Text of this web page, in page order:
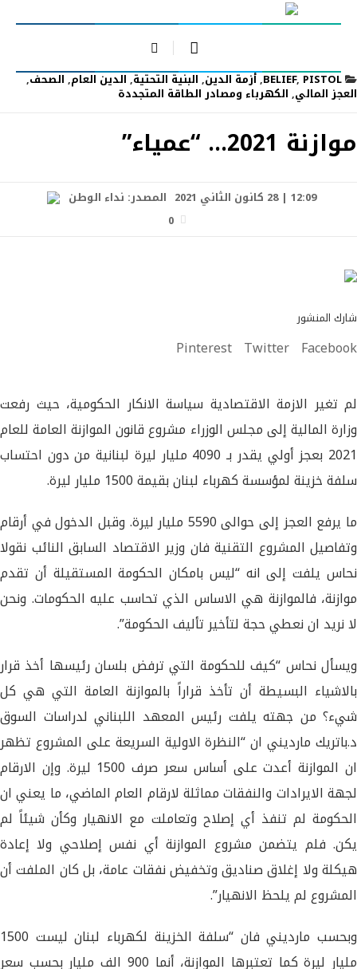
BELIEF,PISTOL
,أزمة الدين,البنية التحتية,الدين العام,الصحف,
العجز المالي, الكهرباء ومصادر الطاقة المتجددة
موازنة 2021… “عمياء”
12:09 | 28 كانون الثاني 2021 المصدر: نداء الوطن
0
شارك المنشور
Facebook
Twitter
Pinterest
لم تغير الازمة الاقتصادية سياسة الانكار الحكومية، حيث رفعت
وزارة المالية إلى مجلس الوزراء مشروع قانون الموازنة العامة للعام
2021 بعجز أولي يقدر بـ 4090 مليار ليرة لبنانية من دون احتساب
سلفة خزينة لمؤسسة كهرباء لبنان بقيمة 1500 مليار ليرة.
ما يرفع العجز إلى حوالى 5590 مليار ليرة. وقبل الدخول في أرقام
وتفاصيل المشروع التقنية فان وزير الاقتصاد السابق النائب نقولا
نحاس يلفت إلى انه “ليس بامكان الحكومة المستقيلة أن تقدم
موازنة، فالموازنة هي الاساس الذي تحاسب عليه الحكومات. ونحن
لا نريد ان نعطي حجة لتأخير تأليف الحكومة”.
ويسأل نحاس “كيف للحكومة التي ترفض بلسان رئيسها أخذ قرار
بالاشياء البسيطة أن تأخذ قراراً بالموازنة العامة التي هي كل
شيء؟ من جهته يلفت رئيس المعهد اللبناني لدراسات السوق
د.باتريك مارديني ان “النظرة الاولية السريعة على المشروع تظهر
ان الموازنة أعدت على أساس سعر صرف 1500 ليرة. وإن الارقام
لجهة الايرادات والنفقات مماثلة لارقام العام الماضي، ما يعني ان
الحكومة لم تنفذ أي إصلاح وتعاملت مع الانهيار وكأن شيئاً لم
يكن. فلم يتضمن مشروع الموازنة أي نفس إصلاحي ولا إعادة
هيكلة ولا إغلاق صناديق وتخفيض نفقات عامة، بل كان الملفت أن
المشروع لم يلحظ الانهيار”.
وبحسب مارديني فان “سلفة الخزينة لكهرباء لبنان ليست 1500
مليار ليرة كما تعتبرها الموازنة، أنما 900 الف مليار بحسب سعر